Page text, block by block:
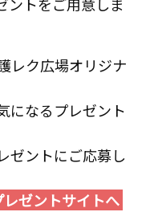
ントをご用意しま
レク広場オリジナ
になるプレゼント
ゼントにご応募し
ゼントサイトへ